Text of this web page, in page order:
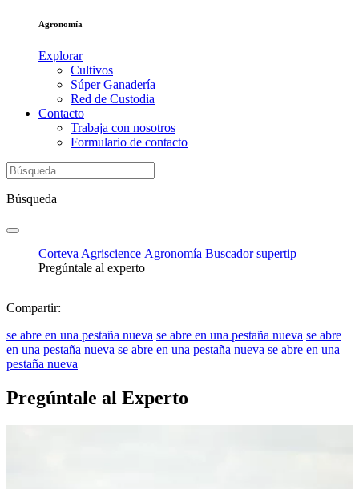
Agronomía
Explorar
Cultivos
Súper Ganadería
Red de Custodia
Contacto
Trabaja con nosotros
Formulario de contacto
Búsqueda
Corteva Agriscience Agronomía Buscador supertip
Pregúntale al experto
Compartir:
se abre en una pestaña nueva se abre en una pestaña nueva se abre
en una pestaña nueva se abre en una pestaña nueva se abre en una
pestaña nueva
Pregúntale al Experto